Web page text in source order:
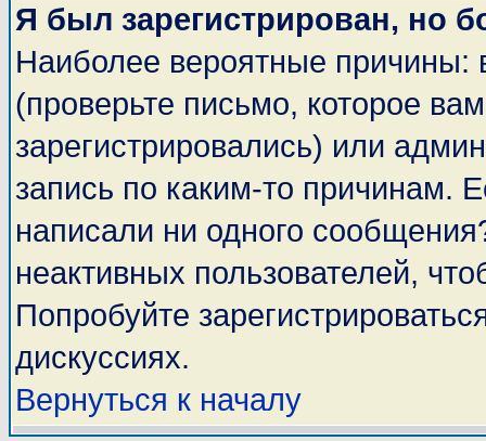
Я был зарегистрирован, но
Наиболее вероятные причины:
(проверьте письмо, которое
зарегистрировались) или
запись по каким-то причинам.
написали ни одного
неактивных пользователей,
Попробуйте
дискуссиях.
Вернуться к началу